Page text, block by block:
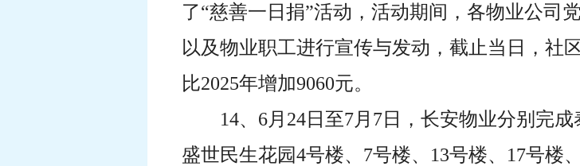
了“慈善一日捐”活动，活动期间，各物业公司
以及物业职工进行宣传与发动，截止当日，社
比2025年增加9060元。
14、6月24日至7月7日，长安物业分别完
盛世民生花园4号楼、7号楼、13号楼、17号楼